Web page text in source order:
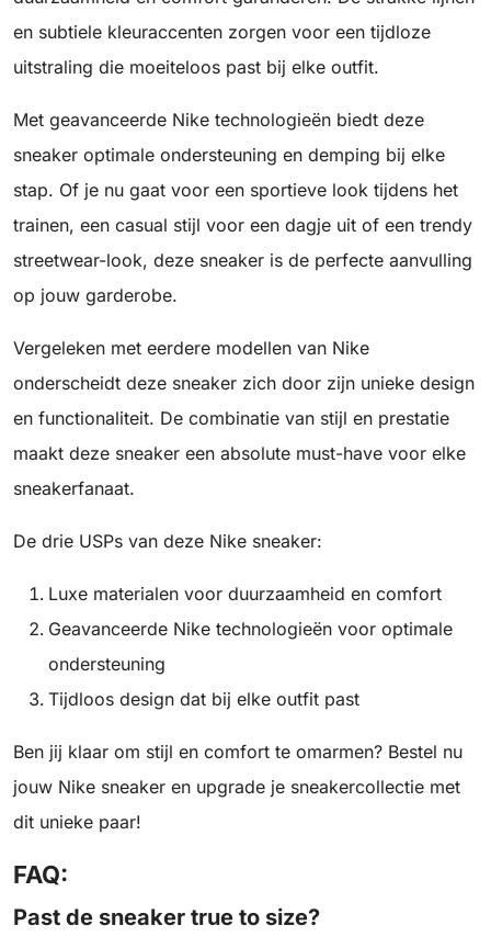
en subtiele kleuraccenten zorgen voor een tijdloze
uitstraling die moeiteloos past bij elke outfit.
Met geavanceerde Nike technologieën biedt deze
sneaker optimale ondersteuning en demping bij elke
stap. Of je nu gaat voor een sportieve look tijdens het
trainen, een casual stijl voor een dagje uit of een trendy
streetwear-look, deze sneaker is de perfecte aanvulling
op jouw garderobe.
Vergeleken met eerdere modellen van Nike
onderscheidt deze sneaker zich door zijn unieke design
en functionaliteit. De combinatie van stijl en prestatie
maakt deze sneaker een absolute must-have voor elke
sneakerfanaat.
De drie USPs van deze Nike sneaker:
Luxe materialen voor duurzaamheid en comfort
Geavanceerde Nike technologieën voor optimale
ondersteuning
Tijdloos design dat bij elke outfit past
Ben jij klaar om stijl en comfort te omarmen? Bestel nu
jouw Nike sneaker en upgrade je sneakercollectie met
dit unieke paar!
FAQ:
Past de sneaker true to size?